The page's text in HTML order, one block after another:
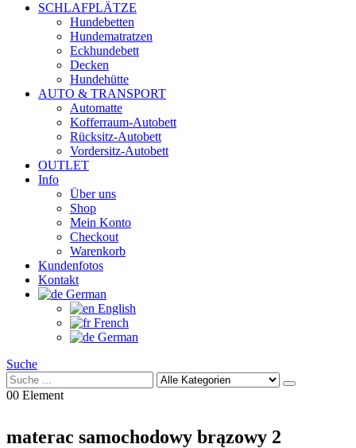
SCHLAFPLÄTZE
Hundebetten
Hundematratzen
Eckhundebett
Decken
Hundehütte
AUTO & TRANSPORT
Automatte
Kofferraum-Autobett
Rücksitz-Autobett
Vordersitz-Autobett
OUTLET
Info
Über uns
Shop
Mein Konto
Checkout
Warenkorb
Kundenfotos
Kontakt
German
English
French
German
Suche
00 Element
materac samochodowy brązowy 2